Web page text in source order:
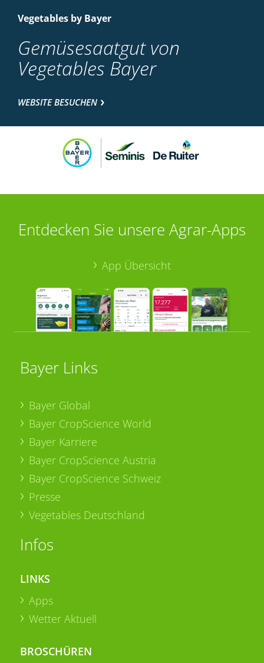
Vegetables by Bayer
Gemüsesaatgut von
Vegetables Bayer
WEBSITE BESUCHEN
Entdecken Sie unsere Agrar-Apps
App Übersicht
Bayer Links
Bayer Global
Bayer CropScience World
Bayer Karriere
Bayer CropScience Austria
Bayer CropScience Schweiz
Presse
Vegetables Deutschland
Infos
LINKS
Apps
Wetter Aktuell
BROSCHÜREN